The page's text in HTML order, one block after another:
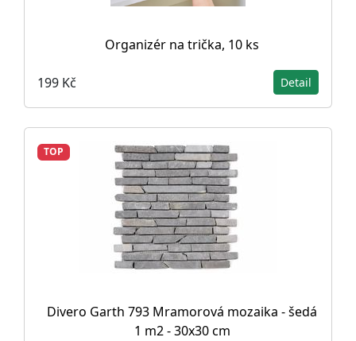
Organizér na trička, 10 ks
199 Kč Detail
TOP
Divero Garth 793 Mramorová mozaika - šedá
1 m2 - 30x30 cm